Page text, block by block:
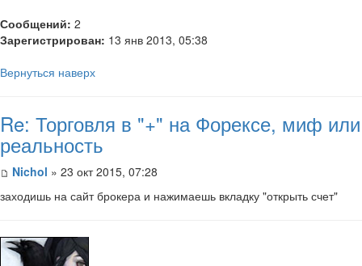
Сообщений: 2
Зарегистрирован: 13 янв 2013, 05:38
Вернуться наверх
Re: Торговля в "+" на Форексе, миф или
реальность
Nichol » 23 окт 2015, 07:28
заходишь на сайт брокера и нажимаешь вкладку "открыть счет"